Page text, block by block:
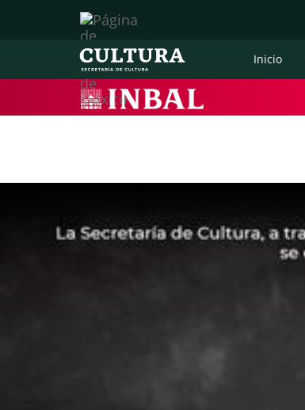
Inicio